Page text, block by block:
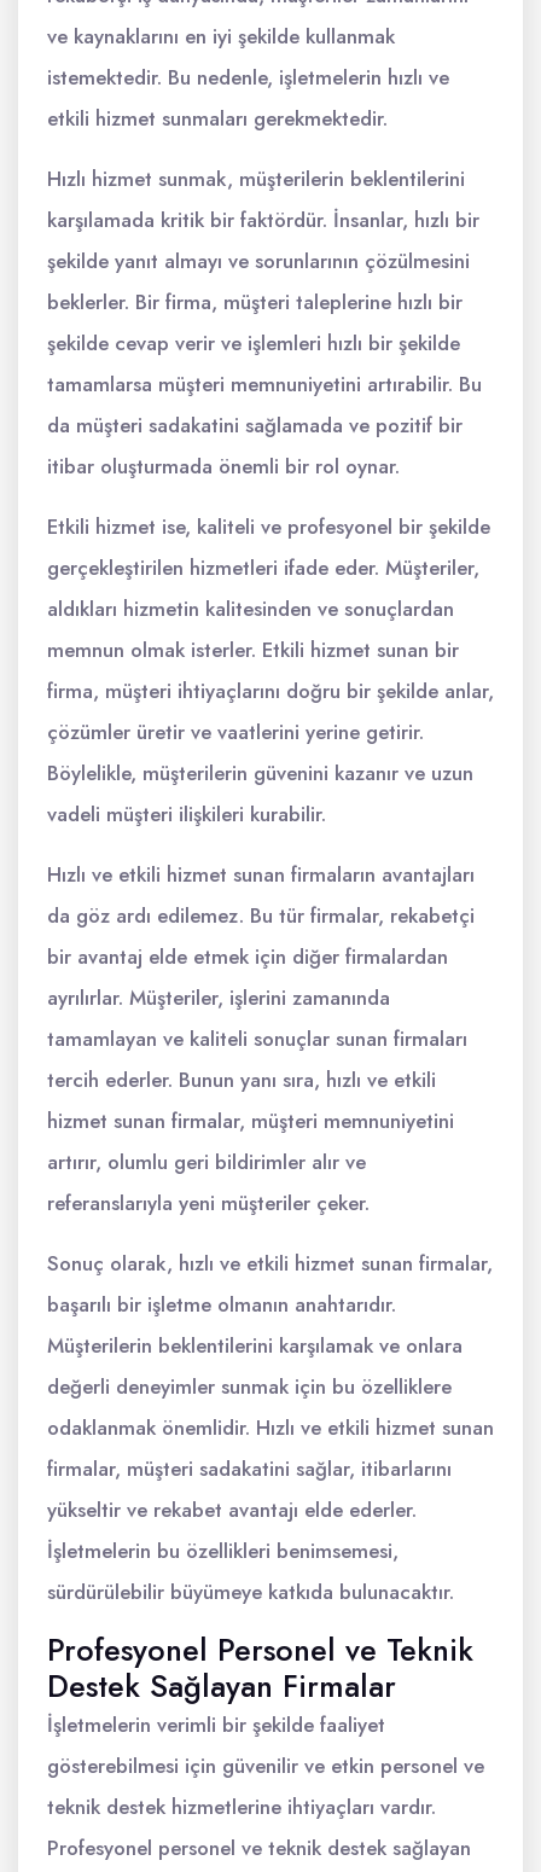
ve kaynaklarını en iyi şekilde kullanmak
istemektedir. Bu nedenle, işletmelerin hızlı ve
etkili hizmet sunmaları gerekmektedir.
Hızlı hizmet sunmak, müşterilerin beklentilerini
karşılamada kritik bir faktördür. İnsanlar, hızlı bir
şekilde yanıt almayı ve sorunlarının çözülmesini
beklerler. Bir firma, müşteri taleplerine hızlı bir
şekilde cevap verir ve işlemleri hızlı bir şekilde
tamamlarsa müşteri memnuniyetini artırabilir. Bu
da müşteri sadakatini sağlamada ve pozitif bir
itibar oluşturmada önemli bir rol oynar.
Etkili hizmet ise, kaliteli ve profesyonel bir şekilde
gerçekleştirilen hizmetleri ifade eder. Müşteriler,
aldıkları hizmetin kalitesinden ve sonuçlardan
memnun olmak isterler. Etkili hizmet sunan bir
firma, müşteri ihtiyaçlarını doğru bir şekilde anlar,
çözümler üretir ve vaatlerini yerine getirir.
Böylelikle, müşterilerin güvenini kazanır ve uzun
vadeli müşteri ilişkileri kurabilir.
Hızlı ve etkili hizmet sunan firmaların avantajları
da göz ardı edilemez. Bu tür firmalar, rekabetçi
bir avantaj elde etmek için diğer firmalardan
ayrılırlar. Müşteriler, işlerini zamanında
tamamlayan ve kaliteli sonuçlar sunan firmaları
tercih ederler. Bunun yanı sıra, hızlı ve etkili
hizmet sunan firmalar, müşteri memnuniyetini
artırır, olumlu geri bildirimler alır ve
referanslarıyla yeni müşteriler çeker.
Sonuç olarak, hızlı ve etkili hizmet sunan firmalar,
başarılı bir işletme olmanın anahtarıdır.
Müşterilerin beklentilerini karşılamak ve onlara
değerli deneyimler sunmak için bu özelliklere
odaklanmak önemlidir. Hızlı ve etkili hizmet sunan
firmalar, müşteri sadakatini sağlar, itibarlarını
yükseltir ve rekabet avantajı elde ederler.
İşletmelerin bu özellikleri benimsemesi,
sürdürülebilir büyümeye katkıda bulunacaktır.
Profesyonel Personel ve Teknik
Destek Sağlayan Firmalar
İşletmelerin verimli bir şekilde faaliyet
gösterebilmesi için güvenilir ve etkin personel ve
teknik destek hizmetlerine ihtiyaçları vardır.
Profesyonel personel ve teknik destek sağlayan